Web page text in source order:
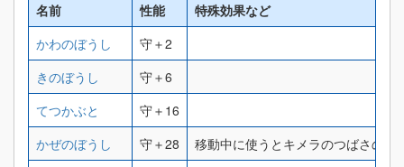
名前 性能
特殊効果など
かわのぼうし
守＋2
きのぼうし
守＋6
てつかぶと
守＋16
かぜのぼうし
守＋28
移動中に使うとキメラのつばさの効